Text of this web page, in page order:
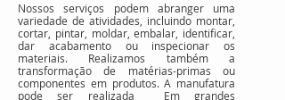
Nossos serviços podem abranger uma
variedade de atividades, incluindo montar,
cortar, pintar, moldar, embalar, identificar,
dar acabamento ou inspecionar os
materiais. Realizamos também a
transformação de matérias-primas ou
componentes em produtos. A manufatura
pode ser realizada Em grandes